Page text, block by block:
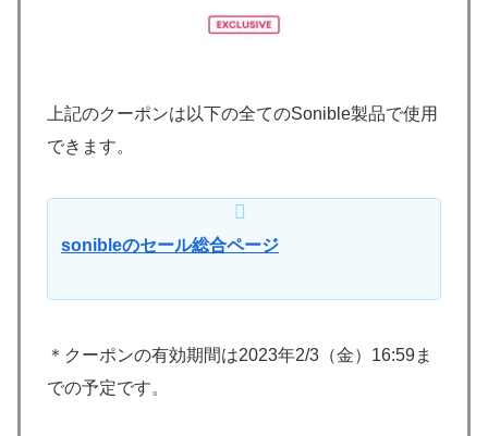
上記のクーポンは以下の全てのSonible製品で使用
できます。
sonibleのセール総合ページ
＊クーポンの有効期間は2023年2/3（金）16:59ま
での予定です。